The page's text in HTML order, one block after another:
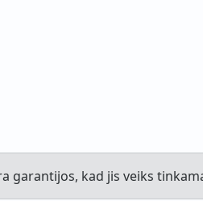
garantijos, kad jis veiks